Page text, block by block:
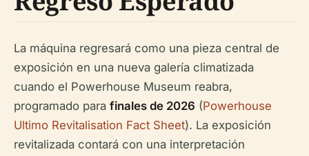
La máquina regresará como una pieza central de
exposición en una nueva galería climatizada
cuando el Powerhouse Museum reabra,
programado para finales de 2026 (Powerhouse
Ultimo Revitalisation Fact Sheet). La exposición
revitalizada contará con una interpretación